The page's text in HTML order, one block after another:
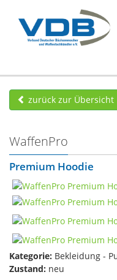
zurück zur Übersicht
WaffenPro
Premium Hoodie
Kategorie: Bekleidung -
Zustand: neu